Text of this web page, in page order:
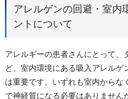
アレルゲンの回避・室内
ントについて
アレルギーの患者さんにとって、
ど、室内環境にある吸入アレルゲ
は重要です。いずれも室内からな
で神経質になる必要はありません